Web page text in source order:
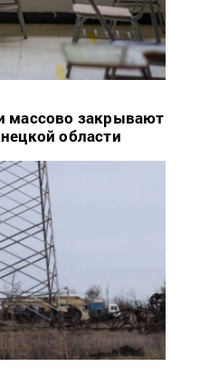
массово закрывают
области